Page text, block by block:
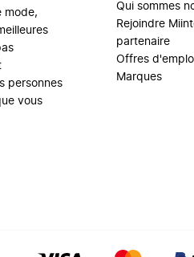
mode,
personnes
vous
Qui sommes
Rejoindre
partenaire
Offres
Marques